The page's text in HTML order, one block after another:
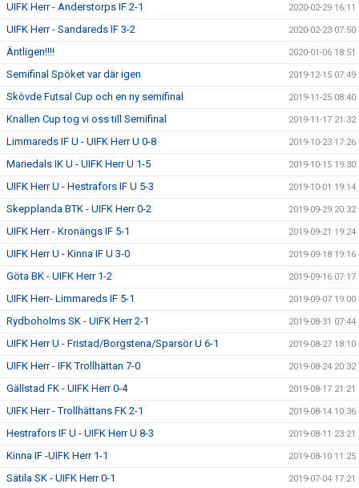
UIFK Herr - Anderstorps IF 2-1 2020-02-29 16:11
UIFK Herr - Sandareds IF 3-2 2020-02-23 07:50
Äntligen!!!! 2020-01-06 18:51
Semifinal Spöket var där igen 2019-12-15 07:49
Skövde Futsal Cup och en ny semifinal 2019-11-25 08:40
Knallen Cup tog vi oss till Semifinal 2019-11-17 21:32
Limmareds IF U - UIFK Herr U 0-8 2019-10-23 17:26
Mariedals IK U - UIFK Herr U 1-5 2019-10-15 19:30
UIFK Herr U - Hestrafors IF U 5-3 2019-10-01 19:14
Skepplanda BTK - UIFK Herr 0-2 2019-09-29 20:32
UIFK Herr - Kronängs IF 5-1 2019-09-21 19:24
UIFK Herr U - Kinna IF U 3-0 2019-09-18 19:16
Göta BK - UIFK Herr 1-2 2019-09-16 07:17
UIFK Herr- Limmareds IF 5-1 2019-09-07 19:00
Rydboholms SK - UIFK Herr 2-1 2019-08-31 07:44
UIFK Herr U - Fristad/Borgstena/Sparsör U 6-1 2019-08-27 18:10
UIFK Herr - IFK Trollhättan 7-0 2019-08-24 20:32
Gällstad FK - UIFK Herr 0-4 2019-08-17 21:21
UIFK Herr - Trollhättans FK 2-1 2019-08-14 10:36
Hestrafors IF U - UIFK Herr U 8-3 2019-08-11 23:21
Kinna IF -UIFK Herr 1-1 2019-08-10 11:25
Sätila SK - UIFK Herr 0-1 2019-07-04 17:21